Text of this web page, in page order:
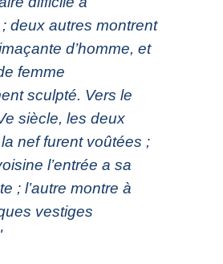
deux autres montrent
d’homme, et
femme
sculpté. Vers le
siècle, les deux
nef furent voûtées ;
l’entrée a sa
; l’autre montre à
vestiges